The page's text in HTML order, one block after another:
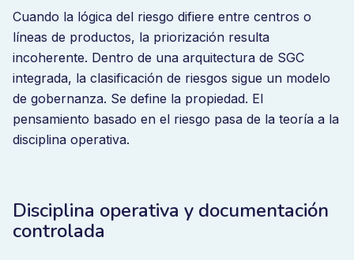
Bizzmine estructura la gobernanza del SGC dentro de
una columna vertebral operativa. No como una
colección de herramientas de calidad, sino como una
arquitectura coherente en la que la visibilidad del
riesgo, el control operativo, las medidas correctoras y
la supervisión ejecutiva funcionan como un único
sistema.
Por qué la complejidad de la calidad
supera al control
Cuando la lógica del riesgo difiere entre centros o
líneas de productos, la priorización resulta
incoherente. Dentro de una arquitectura de SGC
integrada, la clasificación de riesgos sigue un modelo
de gobernanza. Se define la propiedad. El
pensamiento basado en el riesgo pasa de la teoría a la
disciplina operativa.
Disciplina operativa y documentación
controlada